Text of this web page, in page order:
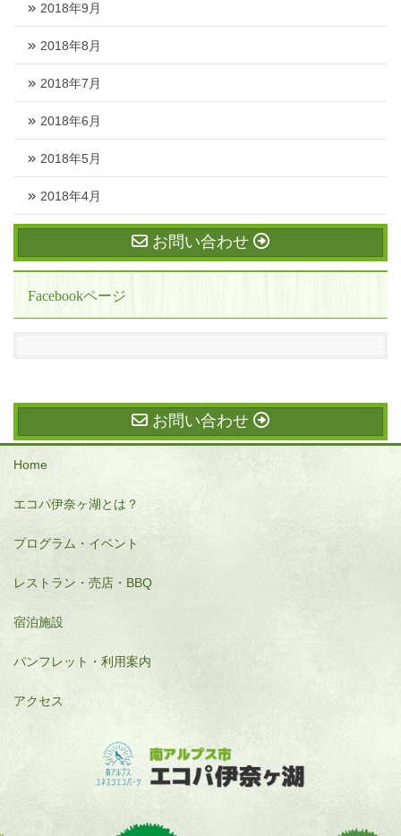
2018年9月
2018年8月
2018年7月
2018年6月
2018年5月
2018年4月
お問い合わせ
Facebookページ
お問い合わせ
Home
エコパ伊奈ヶ湖とは？
プログラム・イベント
レストラン・売店・BBQ
宿泊施設
パンフレット・利用案内
アクセス